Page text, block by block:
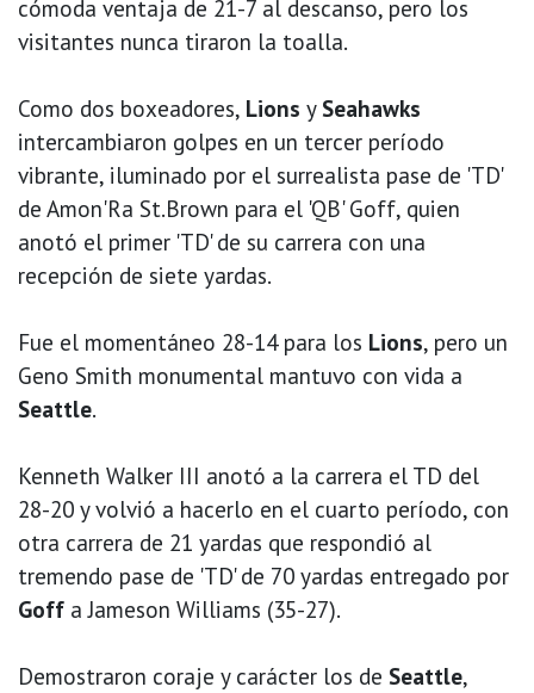
cómoda ventaja de 21-7 al descanso, pero los
visitantes nunca tiraron la toalla.
Como dos boxeadores, Lions y Seahawks
intercambiaron golpes en un tercer período
vibrante, iluminado por el surrealista pase de 'TD'
de Amon'Ra St.Brown para el 'QB' Goff, quien
anotó el primer 'TD' de su carrera con una
recepción de siete yardas.
Fue el momentáneo 28-14 para los Lions, pero un
Geno Smith monumental mantuvo con vida a
Seattle.
Kenneth Walker III anotó a la carrera el TD del
28-20 y volvió a hacerlo en el cuarto período, con
otra carrera de 21 yardas que respondió al
tremendo pase de 'TD' de 70 yardas entregado por
Goff a Jameson Williams (35-27).
Demostraron coraje y carácter los de Seattle,